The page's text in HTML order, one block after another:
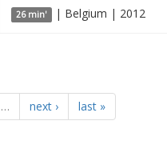
26 min' | Belgium | 2012
… next › last »